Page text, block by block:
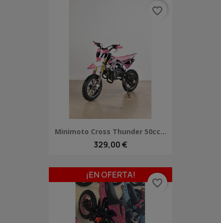
Minimoto Cross Thunder 50cc...
329,00 €
favorite_border
¡EN OFERTA!
favorite_border